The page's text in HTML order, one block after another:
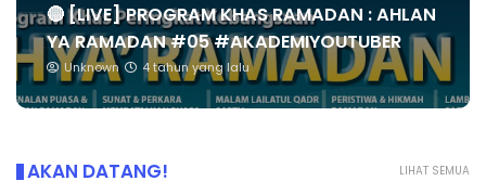
🔴 [LIVE] PROGRAM KHAS RAMADAN : AHLAN
YA RAMADAN #05 #AKADEMIYOUTUBER
Unknown 4 tahun yang lalu
LIHAT SEMUA
AKAN DATANG!